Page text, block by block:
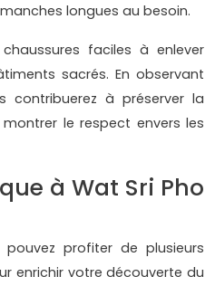
longues au besoin.
faciles à enlever
sacrés. En observant
contribuerez à préserver la
le respect envers les
à Wat Sri Pho
profiter de plusieurs
enrichir votre découverte du